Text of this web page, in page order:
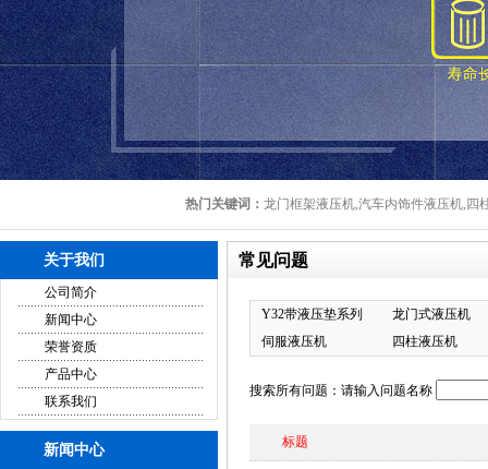
热门关键词： 龙门框架液压机,汽车内饰件液压机,四
关于我们
公司简介
新闻中心
荣誉资质
产品中心
联系我们
新闻中心
常见问题
Y32带液压垫系列
龙门式液压机
伺服液压机
四柱液压机
搜索所有问题：请输入问题名称
标题